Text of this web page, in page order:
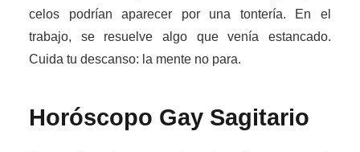
celos podrían aparecer por una tontería. En el
trabajo, se resuelve algo que venía estancado.
Cuida tu descanso: la mente no para.
Horóscopo Gay Sagitario